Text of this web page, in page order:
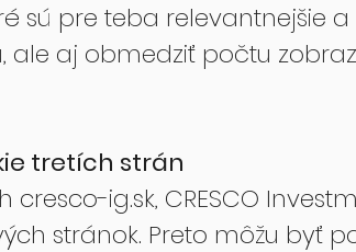
sú pre teba relevantnejšie
ale aj obmedziť počtu
tretích strán
cresco-ig.sk, CRESCO
stránok. Preto môžu byť